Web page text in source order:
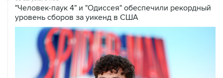
"Человек-паук 4" и "Одиссея" обеспечили рекордный
уровень сборов за уикенд в США